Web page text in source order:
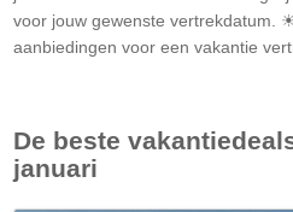
voor jouw gewenste vertrekdatum.
aanbiedingen voor een vakantie
De beste
januari